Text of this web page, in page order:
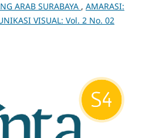
ARAB SURABAYA , AMARASI:
VISUAL: Vol. 2 No. 02